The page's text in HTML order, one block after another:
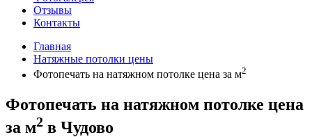
Отзывы
Контакты
Главная
Натяжные потолки цены
Фотопечать на натяжном потолке цена за м2
Фотопечать на натяжном потолке цена
за м2 в Чудово